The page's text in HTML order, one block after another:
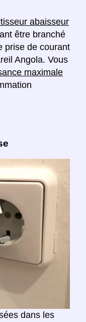
abaisseur
être branché
prise de courant
Angola. Vous
maximale
dans les